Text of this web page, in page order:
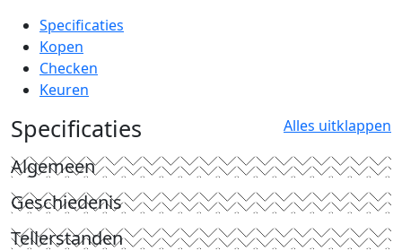
Specificaties
Kopen
Checken
Keuren
Specificaties Alles uitklappen
Algemeen
Geschiedenis
Tellerstanden